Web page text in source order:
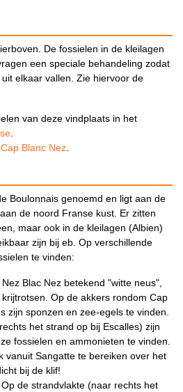
De fossielen in de kleilagen
een speciale behandeling zodat
elkaar vallen. Zie hiervoor de
van deze vindplaats in het
.
Blanc Nez.
Boulonnais genoemd en ligt aan de
de noord Franse kust. Er zitten
maar ook in de kleilagen (Albien)
zijn bij eb. Op verschillende
te vinden:
Blac Nez betekend "witte neus",
Op de akkers rondom Cap
zijn sponzen en zee-egels te vinden.
het strand op bij Escalles) zijn
fossielen en ammonieten te vinden.
vanuit Sangatte te bereiken over het
bij de klif!
de strandvlakte (naar rechts het